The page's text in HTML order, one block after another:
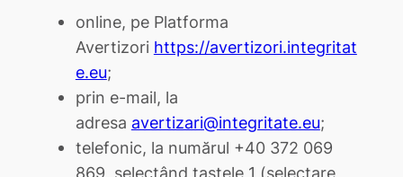
online, pe Platforma
Avertizori https://avertizori.integritat
e.eu;
prin e-mail, la
adresa avertizari@integritate.eu;
telefonic, la numărul +40 372 069
869, selectând tastele 1 (selectare